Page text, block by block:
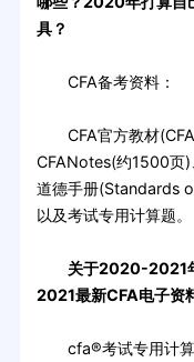
具？
CFA备考资料：
CFA官方教材(CFA
CFANotes(约1500页)
道德手册(Standards
以及考试专用计算题。
关于2020-2021年
2021最新CFA电子资
cfa®考试专用计